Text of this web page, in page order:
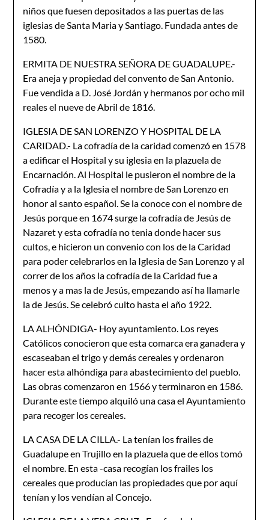
niños que fuesen depositados a las puertas de las
iglesias de Santa Maria y Santiago. Fundada antes de
1580.
ERMITA DE NUESTRA SEÑORA DE GUADALUPE.-
Era aneja y propiedad del convento de San Antonio.
Fue vendida a D. José Jordán y hermanos por ocho mil
reales el nueve de Abril de 1816.
IGLESIA DE SAN LORENZO Y HOSPITAL DE LA
CARIDAD.- La cofradía de la caridad comenzó en 1578
a edificar el Hospital y su iglesia en la plazuela de
Encarnación. Al Hospital le pusieron el nombre de la
Cofradía y a la Iglesia el nombre de San Lorenzo en
honor al santo español. Se la conoce con el nombre de
Jesús porque en 1674 surge la cofradía de Jesús de
Nazaret y esta cofradía no tenia donde hacer sus
cultos, e hicieron un convenio con los de la Caridad
para poder celebrarlos en la Iglesia de San Lorenzo y al
correr de los años la cofradía de la Caridad fue a
menos y a mas la de Jesús, empezando así ha llamarle
la de Jesús. Se celebró culto hasta el año 1922.
LA ALHÓNDIGA- Hoy ayuntamiento. Los reyes
Católicos conocieron que esta comarca era ganadera y
escaseaban el trigo y demás cereales y ordenaron
hacer esta alhóndiga para abastecimiento del pueblo.
Las obras comenzaron en 1566 y terminaron en 1586.
Durante este tiempo alquiló una casa el Ayuntamiento
para recoger los cereales.
LA CASA DE LA CILLA.- La tenían los frailes de
Guadalupe en Trujillo en la plazuela que de ellos tomó
el nombre. En esta -casa recogían los frailes los
cereales que producían las propiedades que por aquí
tenían y los vendían al Concejo.